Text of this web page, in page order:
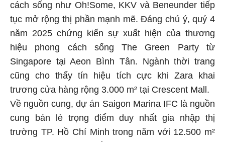
cách sống như Oh!Some, KKV và Beneunder tiếp
tục mở rộng thị phần mạnh mẽ. Đáng chú ý, quý 4
năm 2025 chứng kiến sự xuất hiện của thương
hiệu phong cách sống The Green Party từ
Singapore tại Aeon Bình Tân. Ngành thời trang
cũng cho thấy tín hiệu tích cực khi Zara khai
trương cửa hàng rộng 3.000 m² tại Crescent Mall.
Về nguồn cung, dự án Saigon Marina IFC là nguồn
cung bán lẻ trọng điểm duy nhất gia nhập thị
trường TP. Hồ Chí Minh trong năm với 12.500 m²